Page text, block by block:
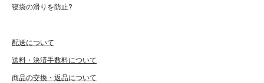
寝袋の滑りを防止?
配送について
送料・決済手数料について
商品の交換・返品について